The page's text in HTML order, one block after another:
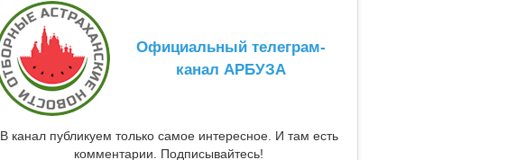
Официальный телеграм-
канал АРБУЗА
В канал публикуем только самое интересное. И там есть
комментарии. Подписывайтесь!